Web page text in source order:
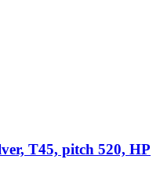
T45, pitch 520, HP